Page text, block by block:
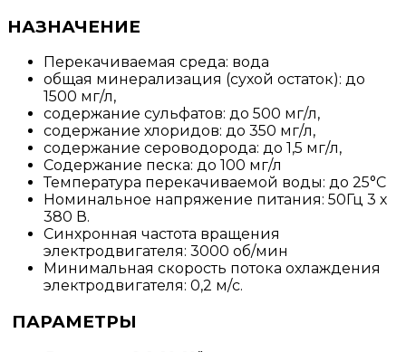
НАЗНАЧЕНИЕ
Перекачиваемая среда: вода
общая минерализация (сухой остаток): до
1500 мг/л,
содержание сульфатов: до 500 мг/л,
содержание хлоридов: до 350 мг/л,
содержание сероводорода: до 1,5 мг/л,
Содержание песка: до 100 мг/л
Температура перекачиваемой воды: до 25°С
Номинальное напряжение питания: 50Гц 3 х
380 В.
Синхронная частота вращения
электродвигателя: 3000 об/мин
Минимальная скорость потока охлаждения
электродвигателя: 0,2 м/с.
ПАРАМЕТРЫ